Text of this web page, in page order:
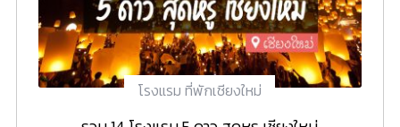
โรงแรม ที่พักเชียงใหม่